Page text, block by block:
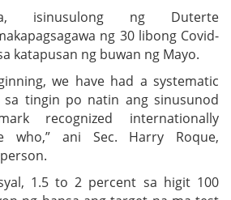
isinusulong ng Duterte
ng 30 libong Covid-
katapusan ng buwan ng Mayo.
we have had a systematic
tingin po natin ang sinusunod
recognized internationally
who,” ani Sec. Harry Roque,
1.5 to 2 percent sa higit 100